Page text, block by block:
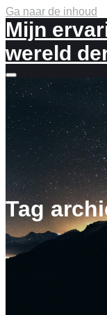
Ga naar de inhoud
Mijn
wereld
Meer
info
Tag